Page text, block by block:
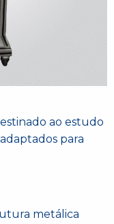
ao estudo
para
metálica